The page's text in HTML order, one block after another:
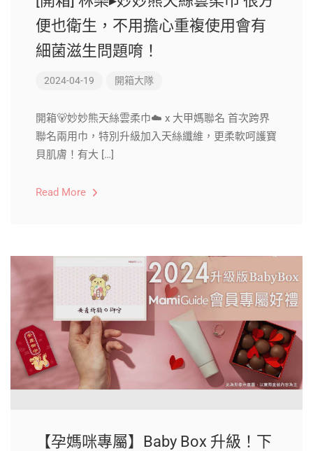
便也衛生，不用擔心重複使用會有
細菌滋生問題唷！
2024-04-19 開箱大隊
開箱🐻妙妙熊天絲雲柔巾☁️ x 大甲媽聯名 首次跨界
聯名兩用巾，特別升級加入天絲纖維，更柔軟呵護寶
貝肌膚！有大 […]
Read More
【孕媽咪專屬】Baby Box 升級！下